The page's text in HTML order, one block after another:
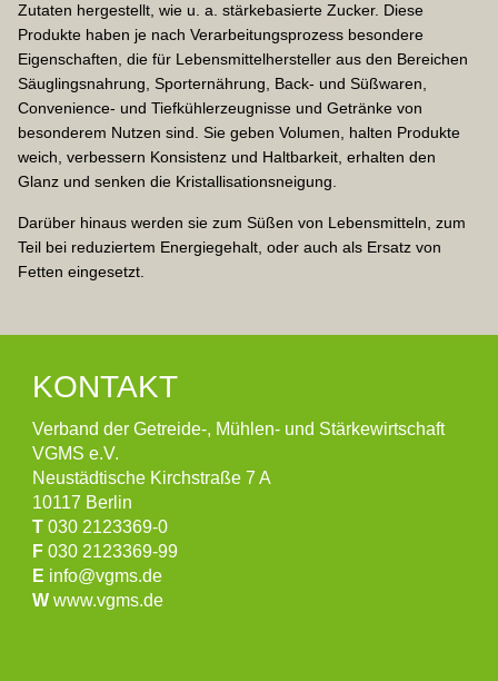
Zutaten hergestellt, wie u. a. stärkebasierte Zucker. Diese
Produkte haben je nach Verarbeitungsprozess besondere
Eigenschaften, die für Lebensmittelhersteller aus den Bereichen
Säuglingsnahrung, Sporternährung, Back- und Süßwaren,
Convenience- und Tiefkühlerzeugnisse und Getränke von
besonderem Nutzen sind. Sie geben Volumen, halten Produkte
weich, verbessern Konsistenz und Haltbarkeit, erhalten den
Glanz und senken die Kristallisationsneigung.
Darüber hinaus werden sie zum Süßen von Lebensmitteln, zum
Teil bei reduziertem Energiegehalt, oder auch als Ersatz von
Fetten eingesetzt.
KONTAKT
Verband der Getreide-, Mühlen- und Stärkewirtschaft
VGMS e.V.
Neustädtische Kirchstraße 7 A
10117 Berlin
T 030 2123369-0
F 030 2123369-99
E info@vgms.de
W www.vgms.de